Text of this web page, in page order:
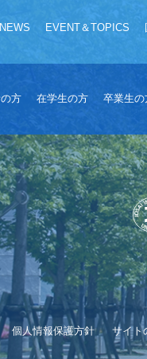
NEWS EVENT＆TOPICS
方 在学生の方 卒業生の
個人情報保護方針 サイト